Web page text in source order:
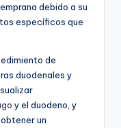
debido a su
específicos que
de
duodenales y
y el duodeno, y
un